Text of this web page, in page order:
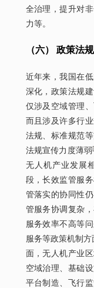
全治理，提升对
力等。
（六） 政策法
近年来，我国在
深化，政策法规
仅涉及空域管理
而且涉及许多行
法规、标准规范
法规宣传力度薄弱[
无人机产业发展
段，长效监管服
管落实的协同性
管服务协调复杂
服务效率不高等
服务等政策机制
面，无人机产业
空域治理、基础
平台制造、飞行